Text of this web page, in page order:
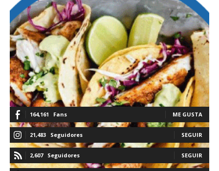
164,161 Fans ME GUSTA
21,483 Seguidores SEGUIR
2,607 Seguidores SEGUIR